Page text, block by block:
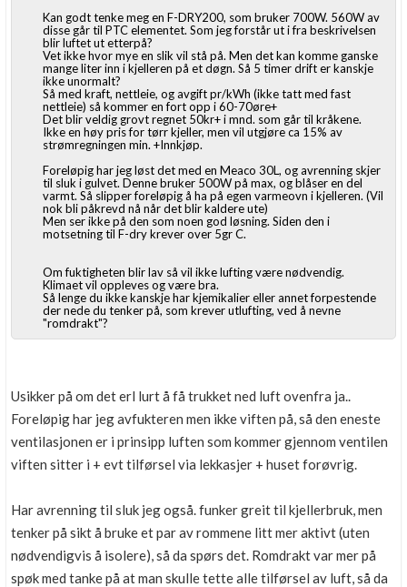
Kan godt tenke meg en F-DRY200, som bruker 700W. 560W av
disse går til PTC elementet. Som jeg forstår ut i fra beskrivelsen
blir luftet ut etterpå?
Vet ikke hvor mye en slik vil stå på. Men det kan komme ganske
mange liter inn i kjelleren på et døgn. Så 5 timer drift er kanskje
ikke unormalt?
Så med kraft, nettleie, og avgift pr/kWh (ikke tatt med fast
nettleie) så kommer en fort opp i 60-70øre+
Det blir veldig grovt regnet 50kr+ i mnd. som går til kråkene.
Ikke en høy pris for tørr kjeller, men vil utgjøre ca 15% av
strømregningen min. +Innkjøp.
Foreløpig har jeg løst det med en Meaco 30L, og avrenning skjer
til sluk i gulvet. Denne bruker 500W på max, og blåser en del
varmt. Så slipper foreløpig å ha på egen varmeovn i kjelleren. (Vil
nok bli påkrevd nå når det blir kaldere ute)
Men ser ikke på den som noen god løsning. Siden den i
motsetning til F-dry krever over 5gr C.
Om fuktigheten blir lav så vil ikke lufting være nødvendig.
Klimaet vil oppleves og være bra.
Så lenge du ikke kanskje har kjemikalier eller annet forpestende
der nede du tenker på, som krever utlufting, ved å nevne
"romdrakt"?
Usikker på om det erl lurt å få trukket ned luft ovenfra ja..
Foreløpig har jeg avfukteren men ikke viften på, så den eneste
ventilasjonen er i prinsipp luften som kommer gjennom ventilen
viften sitter i + evt tilførsel via lekkasjer + huset forøvrig.
Har avrenning til sluk jeg også. funker greit til kjellerbruk, men
tenker på sikt å bruke et par av rommene litt mer aktivt (uten
nødvendigvis å isolere), så da spørs det. Romdrakt var mer på
spøk med tanke på at man skulle tette alle tilførsel av luft, så da